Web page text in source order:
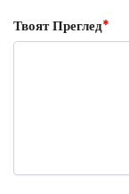
Твоят Преглед*